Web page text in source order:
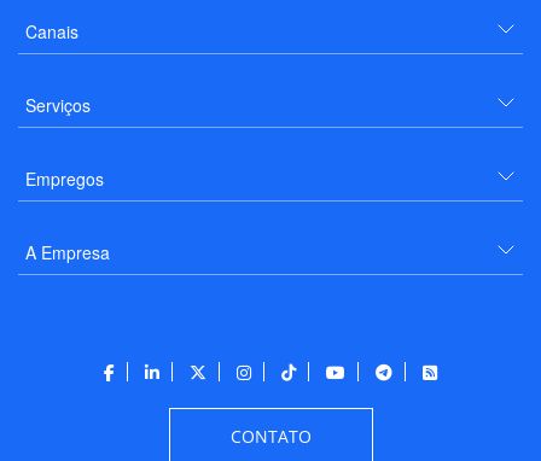
Canais
Serviços
Empregos
A Empresa
CONTATO